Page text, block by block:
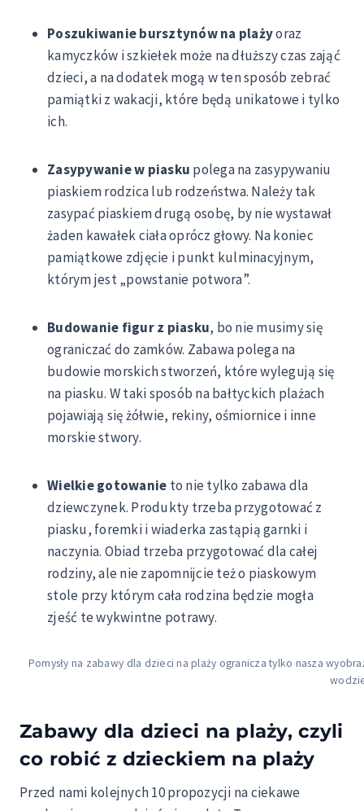
Poszukiwanie bursztynów na plażyoraz
kamyczków i szkiełek może na dłuższy czas zająć
dzieci, a na dodatek mogą w ten sposób zebrać
pamiątki z wakacji, które będą unikatowe i tylko
ich.
Zasypywanie w piasku polega na zasypywaniu
piaskiem rodzica lub rodzeństwa. Należy tak
zasypać piaskiem drugą osobę, by nie wystawał
żaden kawałek ciała oprócz głowy. Na koniec
pamiątkowe zdjęcie i punkt kulminacyjnym,
którym jest „powstanie potwora”.
Budowanie figur z piasku, bo nie musimy się
ograniczać do zamków. Zabawa polega na
budowie morskich stworzeń, które wylegują się
na piasku. W taki sposób na bałtyckich plażach
pojawiają się żółwie, rekiny, ośmiornice i inne
morskie stwory.
Wielkie gotowanie to nie tylko zabawa dla
dziewczynek. Produkty trzeba przygotować z
piasku, foremki i wiaderka zastąpią garnki i
naczynia. Obiad trzeba przygotować dla całej
rodziny, ale nie zapomnijcie też o piaskowym
stole przy którym cała rodzina będzie mogła
zjeść te wykwintne potrawy.
Pomysły na zabawy dla dzieci na plaży ogranicza tylko nasza
Zabawy dla dzieci na plaży, czyli
co robić z dzieckiem na plaży
Przed nami kolejnych 10 propozycji na ciekawe